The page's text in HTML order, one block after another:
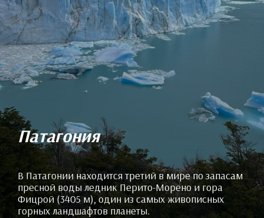
Патагония
В Патагонии находится третий в мире по запасам
пресной воды ледник Перито-Морено и гора
Фицрой (3405 м), один из самых живописных
горных ландшафтов планеты.